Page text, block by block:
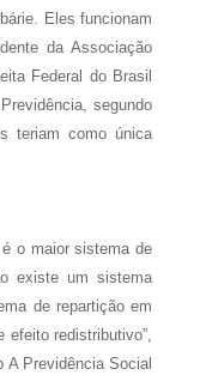
Eles funcionam
da Associação
Federal do Brasil
segundo
teriam como única
o maior sistema de
existe um sistema
de repartição em
efeito redistributivo”,
A Previdência Social